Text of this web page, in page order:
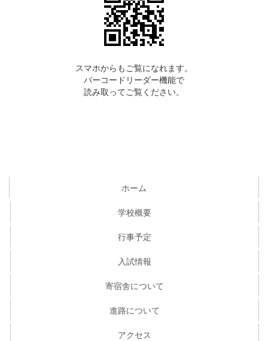
スマホからもご覧になれます。
バーコードリーダー機能で
読み取ってご覧ください。
ホーム
学校概要
行事予定
入試情報
寄宿舎について
進路について
アクセス